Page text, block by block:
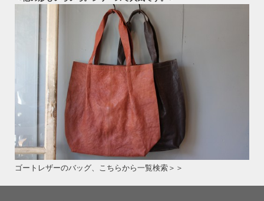
ゴートレザーのバッグ、こちらから一覧検索＞＞